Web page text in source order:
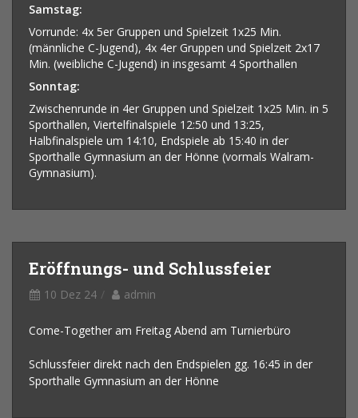
Samstag:
Vorrunde: 4x 5er Gruppen und Spielzeit 1x25 Min.
(männliche C-Jugend), 4x 4er Gruppen und Spielzeit 2x17
Min. (weibliche C-Jugend) in insgesamt 4 Sporthallen
Sonntag:
Zwischenrunde in 4er Gruppen und Spielzeit 1x25 Min. in 5
Sporthallen, Viertelfinalspiele 12:50 und 13:25,
Halbfinalspiele um 14:10, Endspiele ab 15:40 in der
Sporthalle Gymnasium an der Hönne (vormals Walram-
Gymnasium).
Eröffnungs- und Schlussfeier
10 Dez 24 admin
Come-Together am Freitag Abend am Turnierbüro
Schlussfeier direkt nach den Endspielen gg. 16:45 in der
Sporthalle Gymnasium an der Hönne